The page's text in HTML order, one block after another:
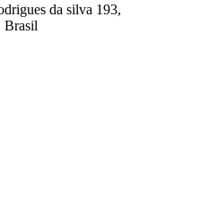
da silva 193,
Brasil